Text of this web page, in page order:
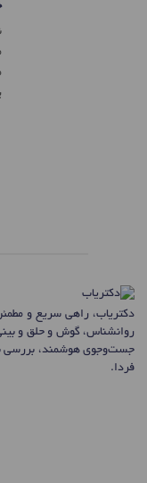
دکتریاب، راهی سریع و
روانشناس، گوش و حلق و
جست‌وجوی هوشمند، بررسی
فردا.